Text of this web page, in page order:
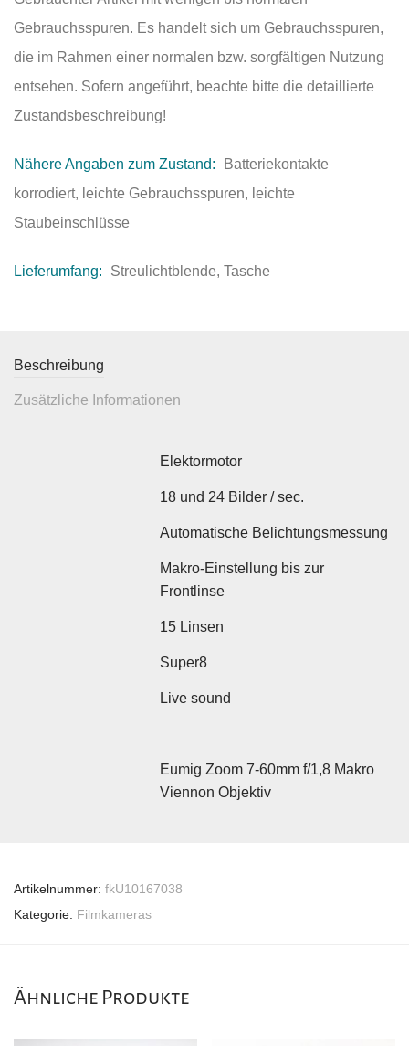
Gebrauchsspuren. Es handelt sich um Gebrauchsspuren,
die im Rahmen einer normalen bzw. sorgfältigen Nutzung
entsehen. Sofern angeführt, beachte bitte die detaillierte
Zustandsbeschreibung!
Nähere Angaben zum Zustand:
Batteriekontakte
korrodiert, leichte Gebrauchsspuren, leichte
Staubeinschlüsse
Lieferumfang: Streulichtblende, Tasche
Beschreibung
Zusätzliche Informationen
Elektormotor
18 und 24 Bilder / sec.
Automatische Belichtungsmessung
Makro-Einstellung bis zur
Frontlinse
15 Linsen
Super8
Live sound
Eumig Zoom 7-60mm f/1,8 Makro
Viennon Objektiv
Artikelnummer: fkU10167038
Kategorie: Filmkameras
Ähnliche Produkte